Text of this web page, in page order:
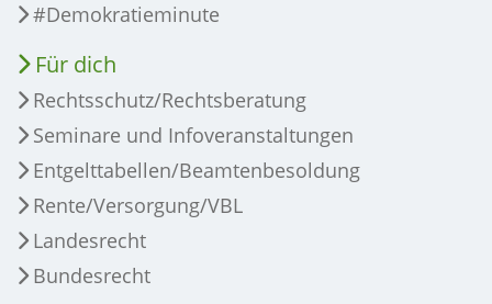
#Demokratieminute
Für dich
Rechtsschutz/Rechtsberatung
Seminare und Infoveranstaltungen
Entgelttabellen/Beamtenbesoldung
Rente/Versorgung/VBL
Landesrecht
Bundesrecht